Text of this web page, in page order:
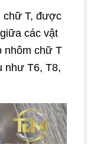
chữ T, được
các vật
nhôm chữ T
như T6, T8,